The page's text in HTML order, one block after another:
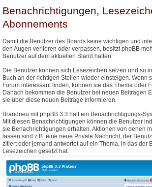
Benachrichtigungen,
Abonnements
Damit die Benutzer des Boards keine wichtigen und
den Augen verlieren oder verpassen, besitzt phpBB
Benutzer auf dem aktuellen Stand halten.
Die Benutzer können sich Lesezeichen setzen und so
Buch an der richtigen Stellen wieder einsteigen. Wenn
Forum interessant finden, können sie das Thema oder
Danach bekommen die Benutzer bei neuen Beiträgen
sie über diese neuen Beiträge informieren.
Brandneu mit phpBB 3.3 hält ein Benachrichtigungs-
Mit diesen Benachrichtigungen können die Benutzer
sie Benachrichtigungen erhalten. Aktionen von denen
lassen sind z.B. eine neue Private Nachricht, der
zitiert oder jemand antwortet auf ein Thema, in das der
Lesezeichen gesetzt hat.